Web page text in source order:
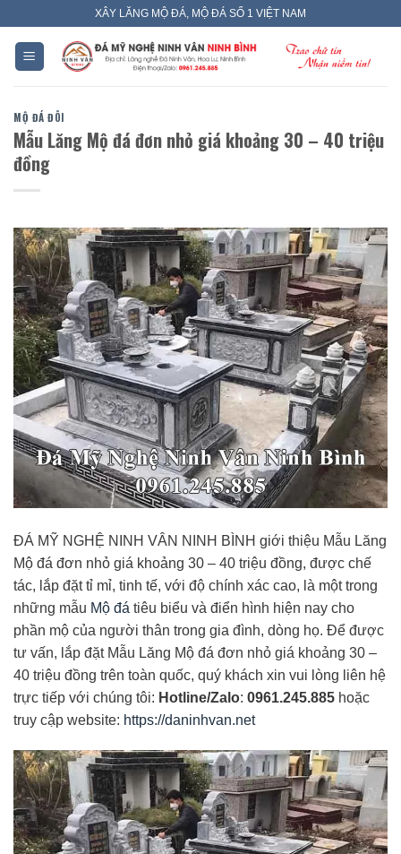
content
XÂY LĂNG MỘ ĐÁ, MỘ ĐÁ SỐ 1 VIỆT NAM
MỘ ĐÁ ĐÔI
Mẫu Lăng Mộ đá đơn nhỏ giá khoảng 30 – 40 triệu
đồng
ĐÁ MỸ NGHỆ NINH VÂN NINH BÌNH giới thiệu Mẫu Lăng
Mộ đá đơn nhỏ giá khoảng 30 – 40 triệu đồng, được chế
tác, lắp đặt tỉ mỉ, tinh tế, với độ chính xác cao, là một trong
những mẫu Mộ đá tiêu biểu và điển hình hiện nay cho
phần mộ của người thân trong gia đình, dòng họ. Để được
tư vấn, lắp đặt Mẫu Lăng Mộ đá đơn nhỏ giá khoảng 30 –
40 triệu đồng trên toàn quốc, quý khách xin vui lòng liên hệ
trực tiếp với chúng tôi: Hotline/Zalo: 0961.245.885 hoặc
truy cập website: https://daninhvan.net